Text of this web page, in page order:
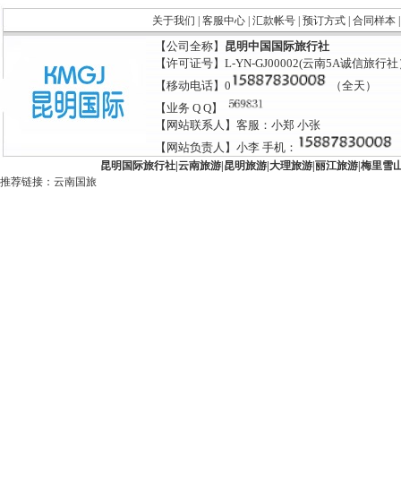
关于我们 客服中心| 汇款帐号| 预订方式| 合同样本
【公司全称】 昆明中国国际旅行社
【许可证号】L-YN-GJ00002(云南5A诚信旅行社
【移动电话】0
（全天）
【业务 Q Q】
【网站联系人】客服：小郑 小张
【网站负责人】小李 手机：
昆明国际旅行社| 云南旅游| 昆明旅游| 大理旅游| 丽江旅游| 梅里雪
推荐链接： 云南国旅